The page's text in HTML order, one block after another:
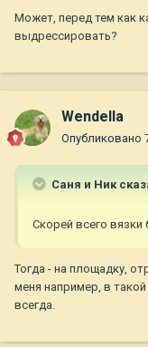
Может, перед тем как
выдрессировать?
Wendella
Опубликовано
Саня и Ник
Скорей всего вязки
Тогда - на площадку,
меня например, в
всегда.